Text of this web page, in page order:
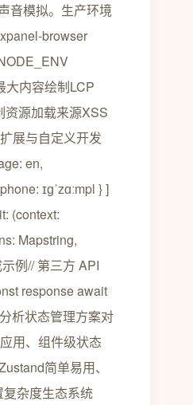
音模拟。生产环境
browser
大内容绘制LCP
资源加载来源XSS
展与自定义开发
en,
ɪɡˈzɑːmpl } ]
(context:
Mapstring,
例// 第三方 API
response await
析状态管理方案对
用、组件级状态
简单易用、
杂度生态系统